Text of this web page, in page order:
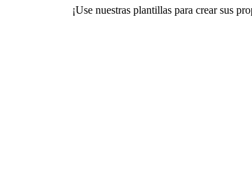
¡Use nuestras plantillas para crear sus